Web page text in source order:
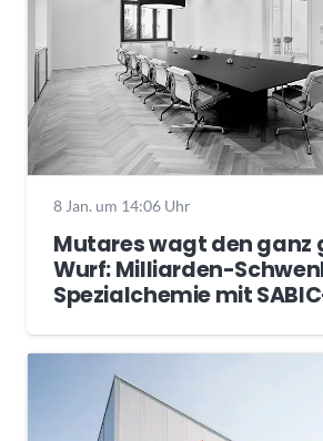
8 Jan. um 14:06 Uhr
Mutares wagt den ganz
Wurf: Milliarden-
Spezialchemie mit